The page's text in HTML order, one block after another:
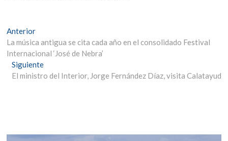
Navegación
de
entradas
AnteriorEntrada
anterior:
La música antigua se cita cada año en el consolidado Festival
Internacional ‘José de Nebra’
SiguienteEntrada
siguiente:
El ministro del Interior, Jorge Fernández Díaz, visita Calatayud